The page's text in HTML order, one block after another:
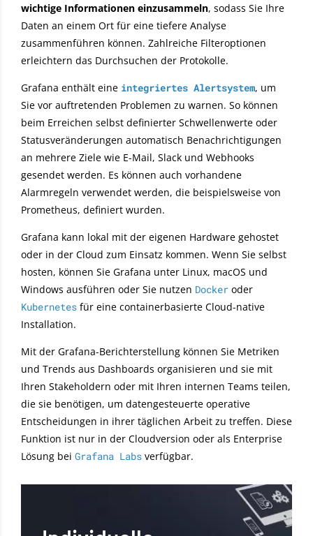
wichtige Informationen einzusammeln, sodass Sie Ihre
Daten an einem Ort für eine tiefere Analyse
zusammenführen können. Zahlreiche Filteroptionen
erleichtern das Durchsuchen der Protokolle.
Grafana enthält eine integriertes Alertsystem, um
Sie vor auftretenden Problemen zu warnen. So können
beim Erreichen selbst definierter Schwellenwerte oder
Statusveränderungen automatisch Benachrichtigungen
an mehrere Ziele wie E-Mail, Slack und Webhooks
gesendet werden. Es können auch vorhandene
Alarmregeln verwendet werden, die beispielsweise von
Prometheus, definiert wurden.
Grafana kann lokal mit der eigenen Hardware gehostet
oder in der Cloud zum Einsatz kommen. Wenn Sie selbst
hosten, können Sie Grafana unter Linux, macOS und
Windows ausführen oder Sie nutzen Docker oder
Kubernetes für eine containerbasierte Cloud-native
Installation.
Mit der Grafana-Berichterstellung können Sie Metriken
und Trends aus Dashboards organisieren und sie mit
Ihren Stakeholdern oder mit Ihren internen Teams teilen,
die sie benötigen, um datengesteuerte operative
Entscheidungen in ihrer täglichen Arbeit zu treffen. Diese
Funktion ist nur in der Cloudversion oder als Enterprise
Lösung bei Grafana Labs verfügbar.